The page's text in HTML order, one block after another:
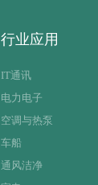
行业应用
IT通讯
电力电子
空调与热泵
车船
通风洁净